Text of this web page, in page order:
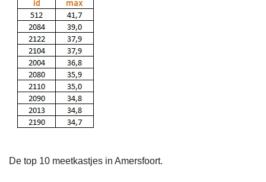
De top 10 meetkastjes in Amersfoort.